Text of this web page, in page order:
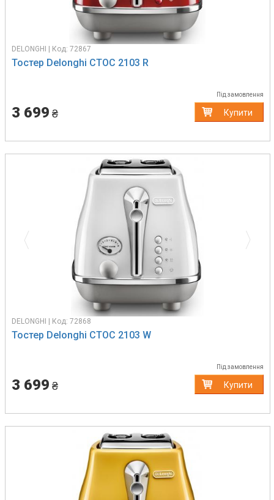
DELONGHI | Код: 72867
Тостер Delonghi CTOC 2103 R
Під замовлення
3 699 ₴ Купити
DELONGHI | Код: 72868
Тостер Delonghi CTOC 2103 W
Під замовлення
3 699 ₴ Купити